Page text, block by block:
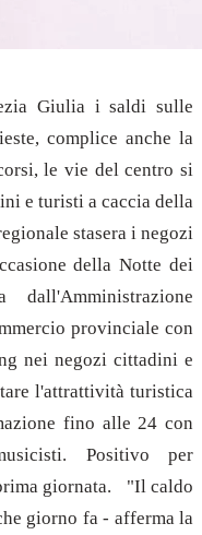
Giulia i saldi sulle
complice anche la
le vie del centro si
e turisti a caccia della
stasera i negozi
della Notte dei
provinciale con
nei negozi cittadini e
l'attrattività turistica
fino alle 24 con
Positivo per
giornata. "Il caldo
giorno fa - afferma la